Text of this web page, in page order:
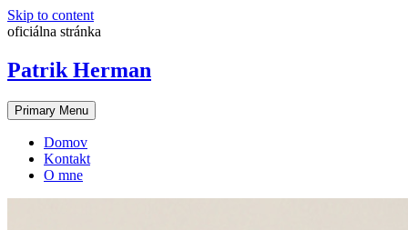
Skip to content
oficiálna stránka
Patrik Herman
Primary Menu
Domov
Kontakt
O mne